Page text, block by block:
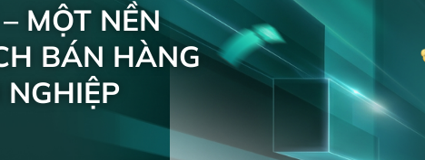
MỘT NỀN
BÁN HÀNG